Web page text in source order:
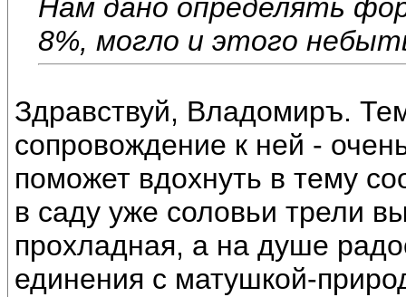
Нам дано определять
8%, могло и этого
Здравствуй, Владомиръ.
сопровождение к ней -
поможет вдохнуть в тему
в саду уже соловьи трели
прохладная, а на душе
единения с матушкой-